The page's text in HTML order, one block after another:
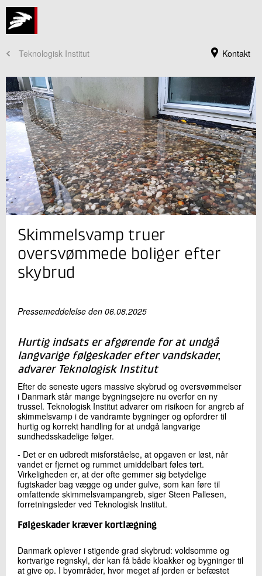
Kontakt
Teknologisk Institut
Jeg er din kontaktperson
Steen Pallesen
Forretningsleder
Kvalitet i byggeriet
+45 72 20 16 47
Send e-mail
Skimmelsvamp truer
oversvømmede boliger efter
skybrud
Pressemeddelelse den 06.08.2025
Hurtig indsats er afgørende for at undgå
langvarige følgeskader efter vandskader,
advarer Teknologisk Institut
Efter de seneste ugers massive skybrud og oversvømmelser
i Danmark står mange bygningsejere nu overfor en ny
trussel. Teknologisk Institut advarer om risikoen for angreb af
skimmelsvamp i de vandramte bygninger og opfordrer til
hurtig og korrekt handling for at undgå langvarige
sundhedsskadelige følger.
- Det er en udbredt misforståelse, at opgaven er løst, når
vandet er fjernet og rummet umiddelbart føles tørt.
Virkeligheden er, at der ofte gemmer sig betydelige
fugtskader bag vægge og under gulve, som kan føre til
omfattende skimmelsvampangreb, siger Steen Pallesen,
forretningsleder ved Teknologisk Institut.
Følgeskader kræver kortlægning
Danmark oplever i stigende grad skybrud: voldsomme og
kortvarige regnskyl, der kan få både kloakker og bygninger til
at give op. I byområder, hvor meget af jorden er befæstet